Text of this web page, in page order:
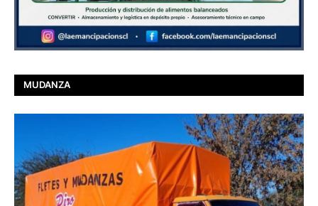
MUDANZA